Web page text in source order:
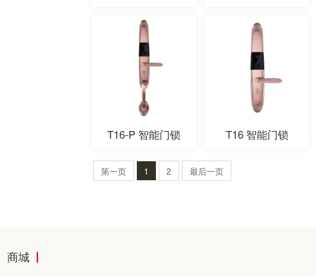
T16-P 智能门锁 T16 智能门锁
第一页 1 2 最后一页
商城